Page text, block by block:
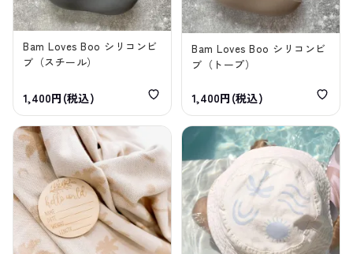
Bam Loves Boo シリコンビ
ブ（スチール）
1,400円(税込)
Bam Loves Boo シリコンビ
ブ（トープ）
1,400円(税込)